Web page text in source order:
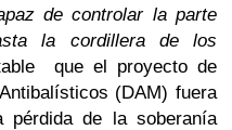
de controlar la parte
la cordillera de los
que el proyecto de
(DAM) fuera
pérdida de la soberanía